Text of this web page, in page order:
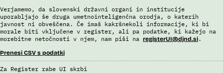
Verjamemo, da slovenski državni organi in institucije
uporabljajo še druga umetnointeligenčna orodja, o katerih
javnost ni obveščena. Če imaš kakršnekoli informacije, ki bi
morale biti vključene v register, ali pa podatke, ki kažejo na
morebitne netočnosti v njem, nam piši na registerUI@djnd.si.
Prenesi CSV s podatki
Za Register rabe UI skrbi